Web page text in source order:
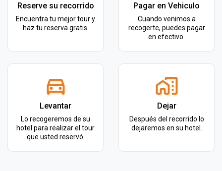
Reserve su recorrido
Encuentra tu mejor tour y
haz tu reserva gratis.
Pagar en Vehiculo
Cuando venimos a
recogerte, puedes pagar
en efectivo.
Levantar
Lo recogeremos de su
hotel para realizar el tour
que usted reservó.
Dejar
Después del recorrido lo
dejaremos en su hotel.